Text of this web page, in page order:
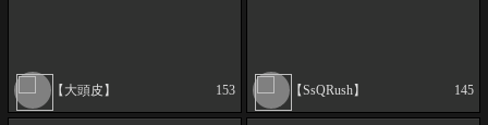
【大頭皮】 153 【SsQRush】 145